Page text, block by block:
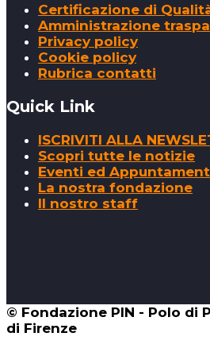
Certificazione di
Amministrazione
Privacy policy
Cookie policy
Rubrica contatti
Quick Link
ISCRIVITI ALLA
Scopri tutte le notizie
Eventi ed
La nostra fondazione
Il nostro staff
© Fondazione PIN - Polo di
di Firenze